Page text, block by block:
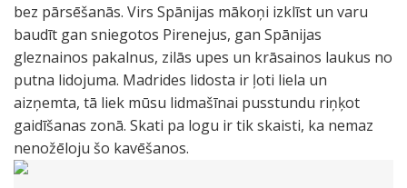
bez pārsēšanās. Virs Spānijas mākoņi izklīst un varu
baudīt gan sniegotos Pirenejus, gan Spānijas
gleznainos pakalnus, zilās upes un krāsainos laukus no
putna lidojuma. Madrides lidosta ir ļoti liela un
aizņemta, tā liek mūsu lidmašīnai pusstundu riņķot
gaidīšanas zonā. Skati pa logu ir tik skaisti, ka nemaz
nenožēloju šo kavēšanos.